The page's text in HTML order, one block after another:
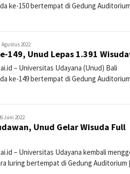
ke-150 bertempat di Gedung Auditorium
Agustus 2022
149, Unud Lepas 1.391
– Universitas Udayana (Unud) Bali
ke-149 bertempat di Gedung Auditorium
Juni 2022
Unud Gelar Wisuda Full
– Universitas Udayana kembali
luring bertempat di Gedung